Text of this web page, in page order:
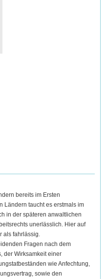
bereits im Ersten
Ländern taucht es erstmals im
in der späteren anwaltlichen
unerlässlich. Hier auf
als fahrlässig.
Fragen nach dem
der Wirksamkeit einer
wie Anfechtung,
sowie den